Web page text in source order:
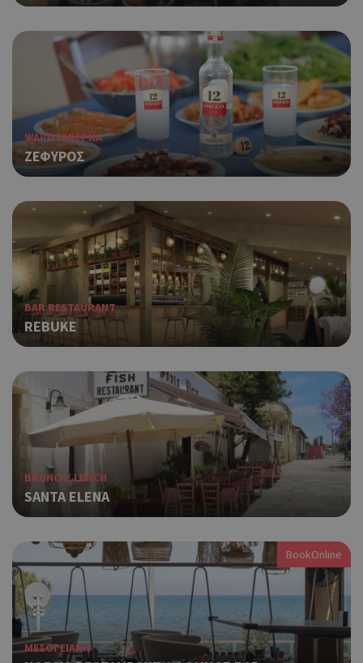
ΨΑΡΟΤΑΒΕΡΝΑ
ΖΕΦΥΡΟΣ
BAR RESTAURANT
REBUKE
BRUNCH/ LUNCH
SANTA ELENA
ΜΕΣΟΓΕΙΑΚΗ
BookOnline